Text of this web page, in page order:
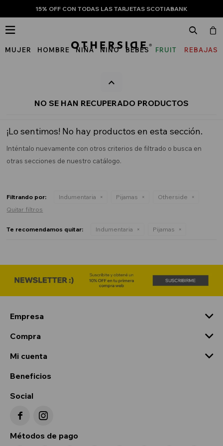
15% OFF CON TODAS LAS TARJETAS SCOTIABANK
MUJER HOMBRE NIÑA NIÑO BEBÉS
FRUIT
REBAJAS

NO SE HAN RECUPERADO PRODUCTOS
¡Lo sentimos! No hay productos en esta sección.
Inténtalo nuevamente con otros criterios de filtrado o busca en
otras secciones de nuestro catálogo.
Filtrando por: Indumentaria Pijamas
Otherside
Quitar filtros
Te recomendamos quitar: Indumentaria Pijamas
Empresa
Compra
Mi cuenta
Beneficios
Social
 
Métodos de pago